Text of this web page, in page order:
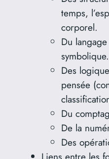
temps,
corporel.
Du
symbolique.
Des
pensée
Du
De la
Des